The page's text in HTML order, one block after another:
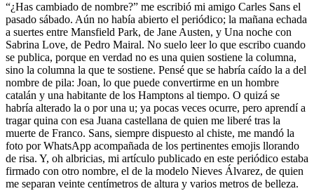
“¿Has cambiado de nombre?” me escribió mi amigo Carles Sans el
pasado sábado. Aún no había abierto el periódico; la mañana echada
a suertes entre Mansfield Park, de Jane Austen, y Una noche con
Sabrina Love, de Pedro Mairal. No suelo leer lo que escribo cuando
se publica, porque en verdad no es una quien sostiene la columna,
sino la columna la que te sostiene. Pensé que se habría caído la a del
nombre de pila: Joan, lo que puede convertirme en un hombre
catalán y una habitante de los Hamptons al tiempo. O quizá se
habría alterado la o por una u; ya pocas veces ocurre, pero aprendí a
tragar quina con esa Juana castellana de quien me liberé tras la
muerte de Franco. Sans, siempre dispuesto al chiste, me mandó la
foto por WhatsApp acompañada de los pertinentes emojis llorando
de risa. Y, oh albricias, mi artículo publicado en este periódico estaba
firmado con otro nombre, el de la modelo Nieves Álvarez, de quien
me separan veinte centímetros de altura y varios metros de belleza.